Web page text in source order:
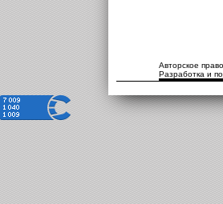
Авторское
Разработка и